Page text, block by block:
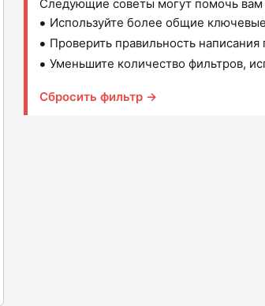
Следующие советы могут помочь вам
Используйте более общие
Проверить правильность написания
Уменьшите количество фильтров,
Сбросить фильтр →